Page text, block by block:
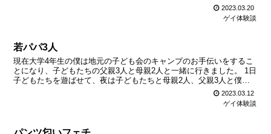
2023.03.20
ゲイ体験談
若パパ3人
現在大学4年生の僕は地元の子ども会のキャンプのお手伝いをするこ
とになり、子どもたちの父親3人と母親2人と一緒に行きました。 1日
子どもたちを遊ばせて、夜は子どもたちと母親2人、父親3人と僕、
2023.03.12
ゲイ体験談